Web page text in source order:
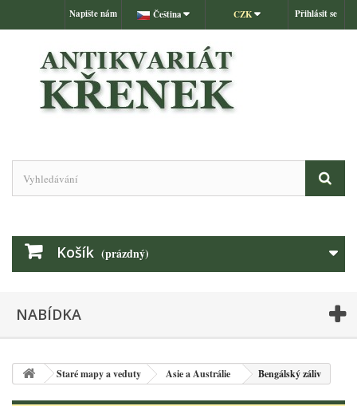
Přihlásit se
CZK
Čeština
Napište nám
Košík (prázdný)
NABÍDKA
Staré mapy a veduty Asie a Austrálie Bengálský záliv